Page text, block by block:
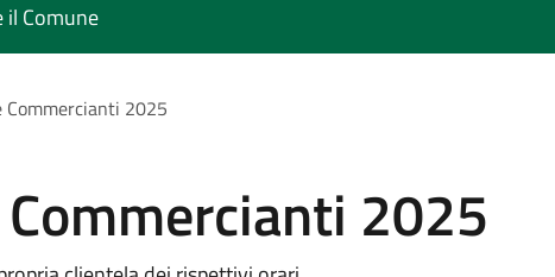
il Comune
Commercianti 2025
2025